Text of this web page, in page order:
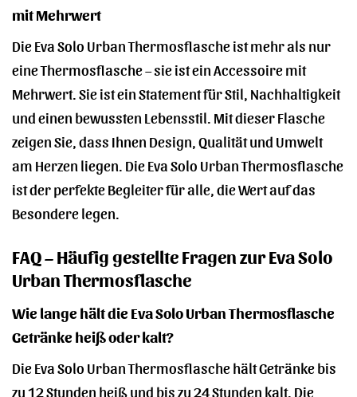
mit Mehrwert
Die Eva Solo Urban Thermosflasche ist mehr als nur
eine Thermosflasche – sie ist ein Accessoire mit
Mehrwert. Sie ist ein Statement für Stil, Nachhaltigkeit
und einen bewussten Lebensstil. Mit dieser Flasche
zeigen Sie, dass Ihnen Design, Qualität und Umwelt
am Herzen liegen. Die Eva Solo Urban Thermosflasche
ist der perfekte Begleiter für alle, die Wert auf das
Besondere legen.
FAQ – Häufig gestellte Fragen zur Eva Solo
Urban Thermosflasche
Wie lange hält die Eva Solo Urban Thermosflasche
Getränke heiß oder kalt?
Die Eva Solo Urban Thermosflasche hält Getränke bis
zu 12 Stunden heiß und bis zu 24 Stunden kalt. Die